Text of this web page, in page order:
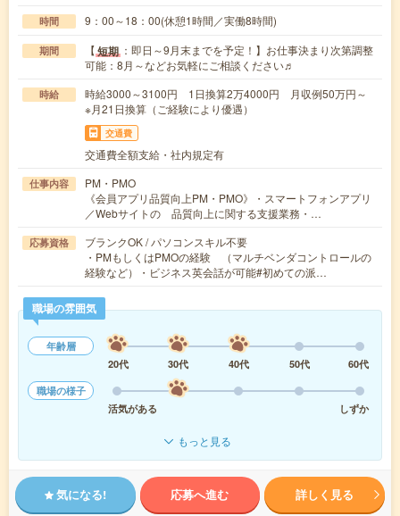
時間 9：00～18：00(休憩1時間／実働8時間)
期間 【短期 ：即日～9月末までを予定！】お仕事決まり次第調整
可能：8月～などお気軽にご相談ください♬
時給
時給3000～3100円 1日換算2万4000円 月収例50万円～
※月21日換算（ご経験により優遇）
交通費
交通費全額支給・社内規定有
仕事内容
PM・PMO
《会員アプリ品質向上PM・PMO》・スマートフォンアプリ
／Webサイトの 品質向上に関する支援業務・…
応募資格
ブランクOK / パソコンスキル不要
・PMもしくはPMOの経験 （マルチベンダコントロールの
経験など）・ビジネス英会話が可能#初めての派…
職場の雰囲気
年齢層
20代
30代 40代 50代
60代
職場の様子
活気がある
しずか
もっと見る
気になる! 応募へ進む 詳しく見る